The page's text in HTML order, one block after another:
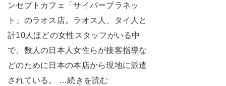
ンセプトカフェ「サイバープラネッ
ト」のラオス店。ラオス人、タイ人と
計10人ほどの女性スタッフがいる中
で、数人の日本人女性らが接客指導な
どのために日本の本店から現地に派遣
されている。 …続きを読む